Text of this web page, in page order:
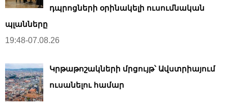
դպրոցների օրինակելի ուսումնական
պլանները
19:48-07.08.26
Կրթաթոշակների մրցույթ՝ Ավստրիայում
ուսանելու համար